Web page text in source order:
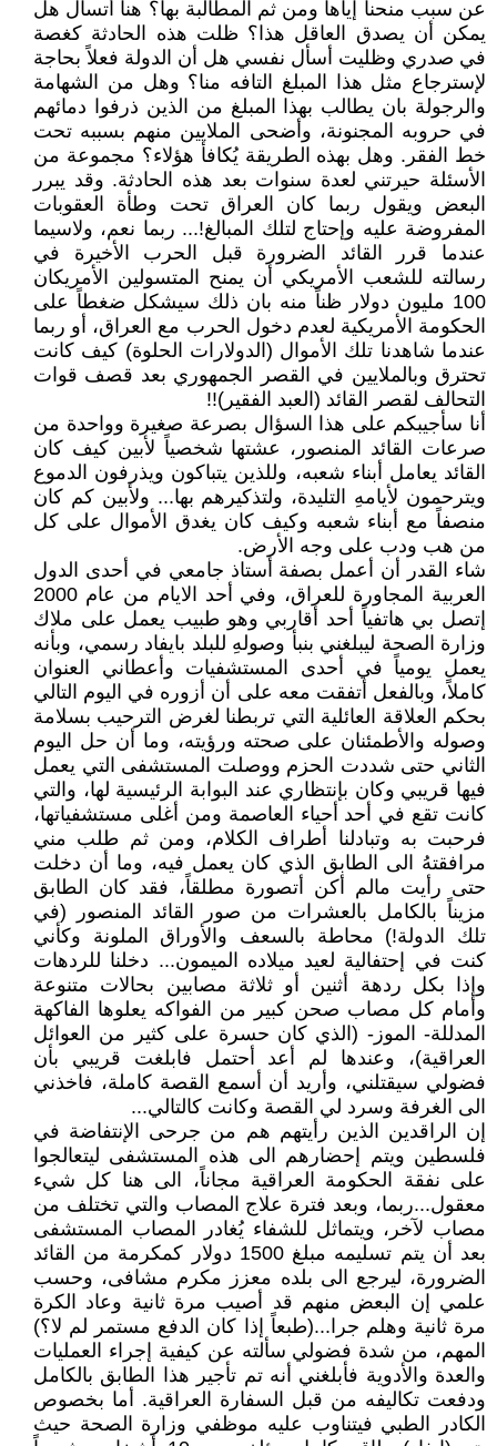
عن سبب منحنا إياها ومن ثم المطالبة بها؟ هنا أتسأل هل
يمكن أن يصدق العاقل هذا؟ ظلت هذه الحادثة كغصة
في صدري وظليت أسأل نفسي هل أن الدولة فعلاً بحاجة
لإسترجاع مثل هذا المبلغ التافه منا؟ وهل من الشهامة
والرجولة بان يطالب بهذا المبلغ من الذين ذرفوا دمائهم
في حروبه المجنونة، وأضحى الملايين منهم بسببه تحت
خط الفقر. وهل بهذه الطريقة يُكافأ هؤلاء؟ مجموعة من
الأسئلة حيرتني لعدة سنوات بعد هذه الحادثة. وقد يبرر
البعض ويقول ربما كان العراق تحت وطأة العقوبات
المفروضة عليه وإحتاج لتلك المبالغ!... ربما نعم، ولاسيما
عندما قرر القائد الضرورة قبل الحرب الأخيرة في
رسالته للشعب الأمريكي أن يمنح المتسولين الأمريكان
100 مليون دولار ظناً منه بان ذلك سيشكل ضغطاً على
الحكومة الأمريكية لعدم دخول الحرب مع العراق، أو ربما
عندما شاهدنا تلك الأموال (الدولارات الحلوة) كيف كانت
تحترق وبالملايين في القصر الجمهوري بعد قصف قوات
التحالف لقصر القائد (العبد الفقير)!!
أنا سأجيبكم على هذا السؤال بصرعة صغيرة وواحدة من
صرعات القائد المنصور، عشتها شخصياً لأبين كيف كان
القائد يعامل أبناء شعبه، وللذين يتباكون ويذرفون الدموع
ويترحمون لأيامهِ التليدة، ولتذكيرهم بها... ولأبين كم كان
منصفاً مع أبناء شعبه وكيف كان يغدق الأموال على كل
من هب ودب على وجه الأرض.
شاء القدر أن أعمل بصفة أستاذ جامعي في أحدى الدول
العربية المجاورة للعراق، وفي أحد الايام من عام 2000
إتصل بي هاتفياً أحد أقاربي وهو طبيب يعمل على ملاك
وزارة الصحة ليبلغني بنبأ وصولهِ للبلد بايفاد رسمي، وبأنه
يعمل يومياً في أحدى المستشفيات وأعطاني العنوان
كاملاً، وبالفعل أتفقت معه على أن أزوره في اليوم التالي
بحكم العلاقة العائلية التي تربطنا لغرض الترحيب بسلامة
وصوله والأطمئنان على صحته ورؤيته، وما أن حل اليوم
الثاني حتى شددت الحزم ووصلت المستشفى التي يعمل
فيها قريبي وكان بإنتظاري عند البوابة الرئيسية لها، والتي
كانت تقع في أحد أحياء العاصمة ومن أغلى مستشفياتها،
فرحبت به وتبادلنا أطراف الكلام، ومن ثم طلب مني
مرافقتهُ الى الطابق الذي كان يعمل فيه، وما أن دخلت
حتى رأيت مالم أكن أتصورة مطلقاً، فقد كان الطابق
مزيناً بالكامل بالعشرات من صور القائد المنصور (في
تلك الدولة!) محاطة بالسعف والأوراق الملونة وكأني
كنت في إحتفالية لعيد ميلاده الميمون... دخلنا للردهات
وإذا بكل ردهة أثنين أو ثلاثة مصابين بحالات متنوعة
وأمام كل مصاب صحن كبير من الفواكه يعلوها الفاكهة
المدللة- الموز- (الذي كان حسرة على كثير من العوائل
العراقية)، وعندها لم أعد أحتمل فابلغت قريبي بأن
فضولي سيقتلني، وأريد أن أسمع القصة كاملة، فاخذني
الى الغرفة وسرد لي القصة وكانت كالتالي...
إن الراقدين الذين رأيتهم هم من جرحى الإنتفاضة في
فلسطين ويتم إحضارهم الى هذه المستشفى ليتعالجوا
على نفقة الحكومة العراقية مجاناً، الى هنا كل شيء
معقول...ربما، وبعد فترة علاج المصاب والتي تختلف من
مصاب لآخر، ويتماثل للشفاء يُغادر المصاب المستشفى
بعد أن يتم تسليمه مبلغ 1500 دولار كمكرمة من القائد
الضرورة، ليرجع الى بلده معزز مكرم مشافى، وحسب
علمي إن البعض منهم قد أصيب مرة ثانية وعاد الكرة
مرة ثانية وهلم جرا...(طبعاً إذا كان الدفع مستمر لم لا؟)
المهم، من شدة فضولي سألته عن كيفية إجراء العمليات
والعدة والأدوية فأبلغني أنه تم تأجير هذا الطابق بالكامل
ودفعت تكاليفه من قبل السفارة العراقية. أما بخصوص
الكادر الطبي فيتناوب عليه موظفي وزارة الصحة حيث